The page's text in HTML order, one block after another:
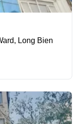
Long Bien